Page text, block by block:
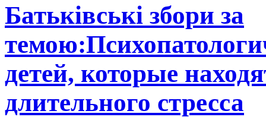
Батьківські збори за
детей, которые
длительного стресса